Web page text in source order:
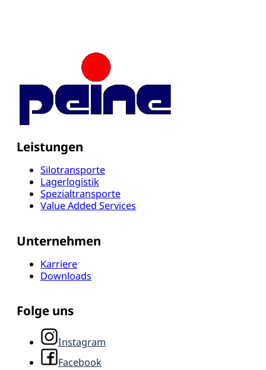
Leistungen
Silotransporte
Lagerlogistik
Spezialtransporte
Value Added Services
Unternehmen
Karriere
Downloads
Folge uns
Instagram
Facebook